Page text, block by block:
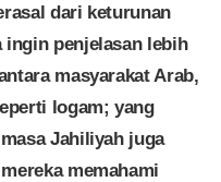
dari keturunan
ingin penjelasan lebih
masyarakat Arab,
logam; yang
Jahiliyah juga
memahami